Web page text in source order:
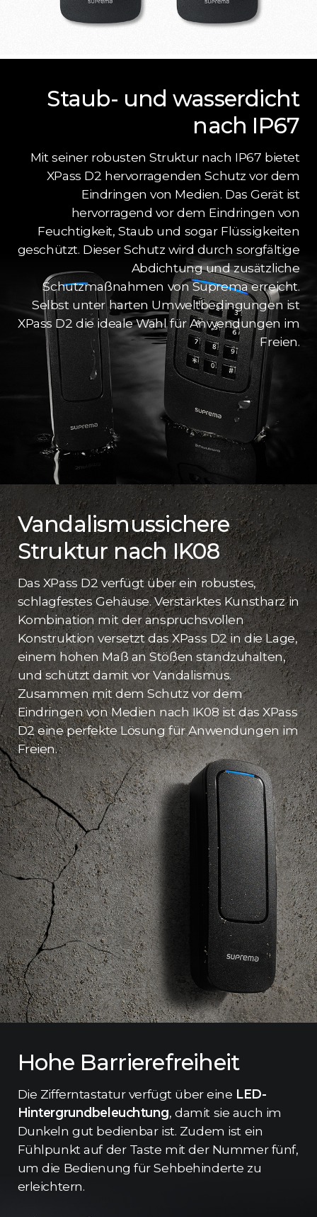
Staub- und wasserdicht
nach IP67
Mit seiner robusten Struktur nach IP67 bietet
XPass D2 hervorragenden Schutz vor dem
Eindringen von Medien. Das Gerät ist
hervorragend vor dem Eindringen von
Feuchtigkeit, Staub und sogar Flüssigkeiten
geschützt. Dieser Schutz wird durch sorgfältige
Abdichtung und zusätzliche
Schutzmaßnahmen von Suprema erreicht.
Selbst unter harten Umweltbedingungen ist
XPass D2 die ideale Wahl für Anwendungen im
Freien.
Vandalismussichere
Struktur nach IK08
Das XPass D2 verfügt über ein robustes,
schlagfestes Gehäuse. Verstärktes Kunstharz in
Kombination mit der anspruchsvollen
Konstruktion versetzt das XPass D2 in die Lage,
einem hohen Maß an Stößen standzuhalten,
und schützt damit vor Vandalismus.
Zusammen mit dem Schutz vor dem
Eindringen von Medien nach IK08 ist das XPass
D2 eine perfekte Lösung für Anwendungen im
Freien.
Hohe Barrierefreiheit
Die Zifferntastatur verfügt über eine LED-
Hintergrundbeleuchtung, damit sie auch im
Dunkeln gut bedienbar ist. Zudem ist ein
Fühlpunkt auf der Taste mit der Nummer fünf,
um die Bedienung für Sehbehinderte zu
erleichtern.